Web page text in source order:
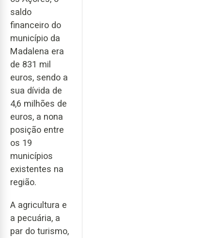
saldo
financeiro do
município da
Madalena era
de 831 mil
euros, sendo a
sua dívida de
4,6 milhões de
euros, a nona
posição entre
os 19
municípios
existentes na
região.
A agricultura e
a pecuária, a
par do turismo,